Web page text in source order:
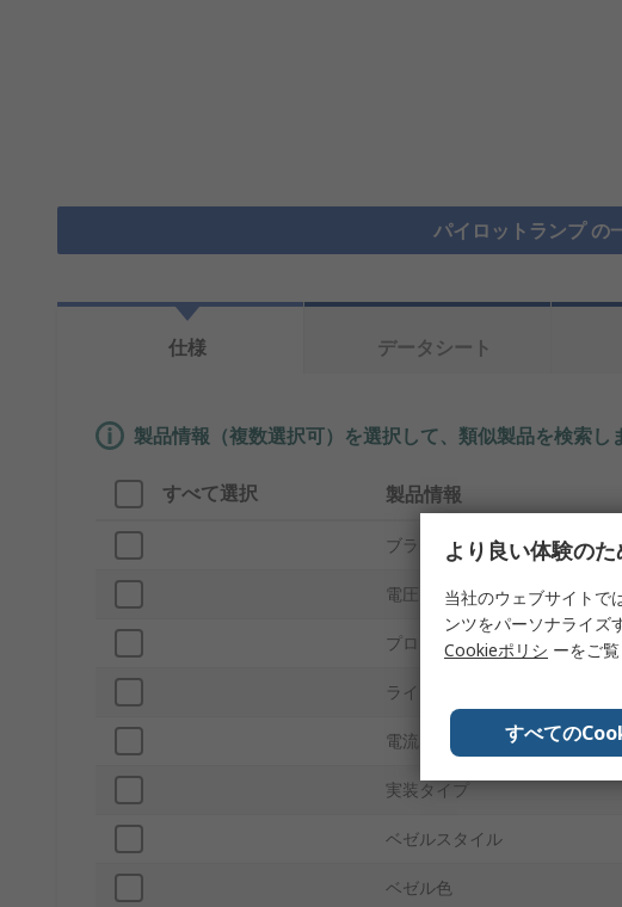
パイロットランプ の
仕様 データシート
製品情報（複数選択可）を選択して、類似製品を検索し
すべて選択 製品情報
ブランド
電圧
プロダクトタイプ
ライト出力色
電流
実装タイプ
ベゼルスタイル
ベゼル色
より良い体験の
当社のウェブサイトで
ンツをパーソナライズ
Cookieポリシ ーをご覧
すべての